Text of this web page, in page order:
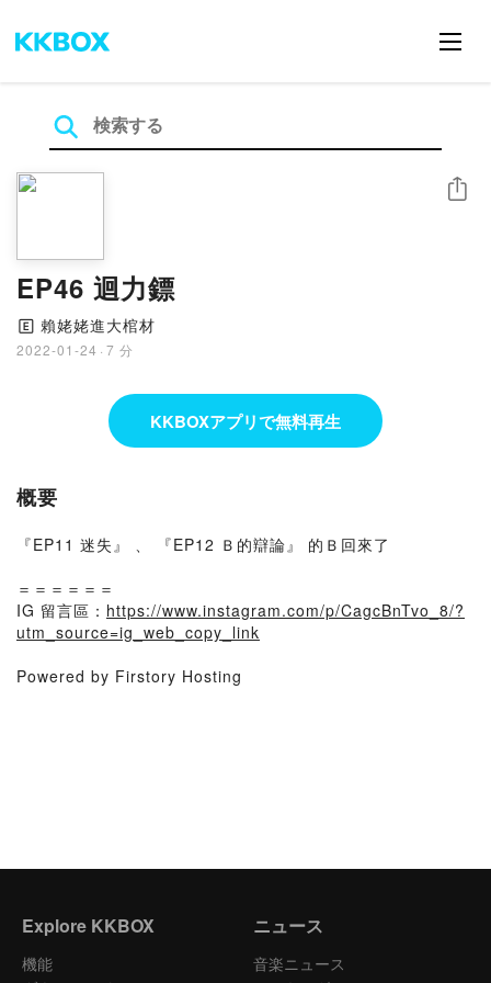
EP46 迴力鏢
🄴 賴姥姥進大棺材
2022-01-24 · 7 分
シェア
KKBOXアプリで無料再生
概要
『EP11 迷失』 、 『EP12 Ｂ的辯論』 的Ｂ回來了
＝＝＝＝＝＝
IG 留言區： https://www.instagram.com/p/CagcBnTvo_8/?
utm_source=ig_web_copy_link
Powered by Firstory Hosting
Explore KKBOX
機能
ニュース
音楽ニュース